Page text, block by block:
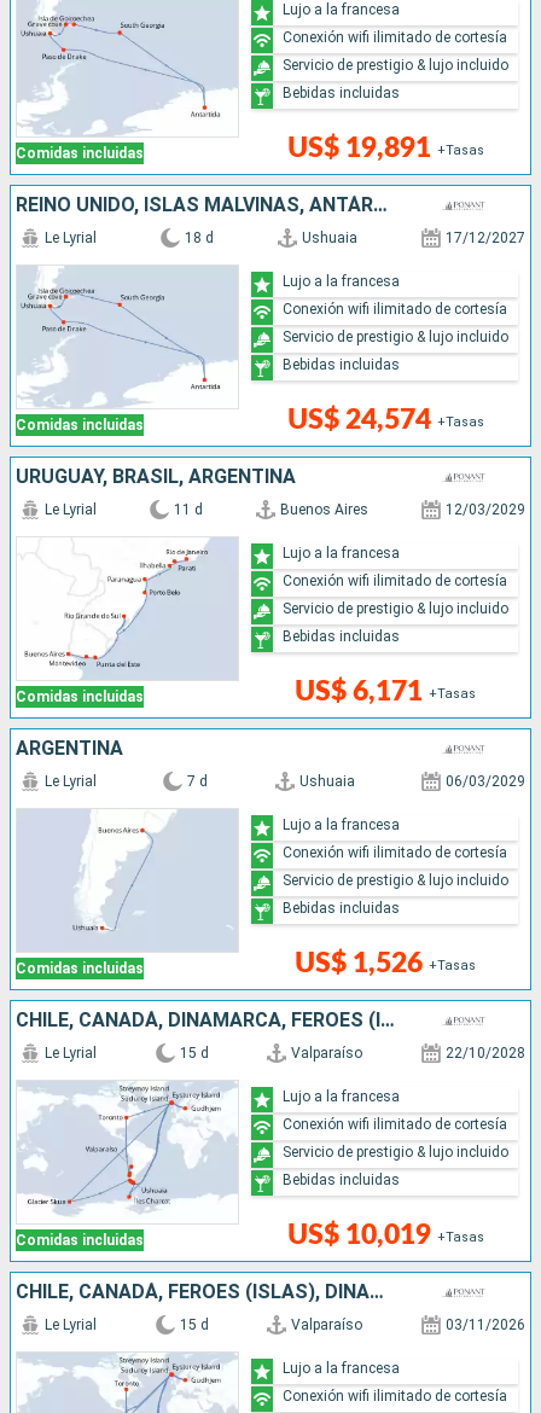
Comidas incluidas US$ 19,891 +Tasas
Lujo a la francesa
Conexión wifi ilimitado de cortesía
Servicio de prestigio & lujo incluido
Bebidas incluidas
REINO UNIDO, ISLAS MALVINAS, ANTÁRTICO, ARGENTINA
Comidas incluidas
Le Lyrial 18 d Ushuaia 17/12/2027
US$ 24,574 +Tasas
Lujo a la francesa
Conexión wifi ilimitado de cortesía
Servicio de prestigio & lujo incluido
Bebidas incluidas
URUGUAY, BRASIL, ARGENTINA
Comidas incluidas
Le Lyrial 11 d Buenos Aires 12/03/2029
US$ 6,171 +Tasas
Lujo a la francesa
Conexión wifi ilimitado de cortesía
Servicio de prestigio & lujo incluido
Bebidas incluidas
ARGENTINA
Comidas incluidas
Le Lyrial 7 d Ushuaia 06/03/2029
US$ 1,526 +Tasas
Lujo a la francesa
Conexión wifi ilimitado de cortesía
Servicio de prestigio & lujo incluido
Bebidas incluidas
CHILE, CANADÁ, DINAMARCA, FÉROES (ISLAS), ANTÁRTICO, ARGENTINA
Comidas incluidas
Le Lyrial 15 d Valparaíso 22/10/2028
US$ 10,019 +Tasas
Lujo a la francesa
Conexión wifi ilimitado de cortesía
Servicio de prestigio & lujo incluido
Bebidas incluidas
CHILE, CANADÁ, FÉROES (ISLAS), DINAMARCA, ANTÁRTICO, ARGENTINA
Le Lyrial 15 d Valparaíso 03/11/2026
Lujo a la francesa
Conexión wifi ilimitado de cortesía